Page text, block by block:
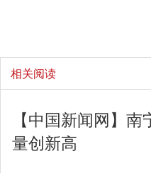
相关阅读
【中国新闻网】
量创新高